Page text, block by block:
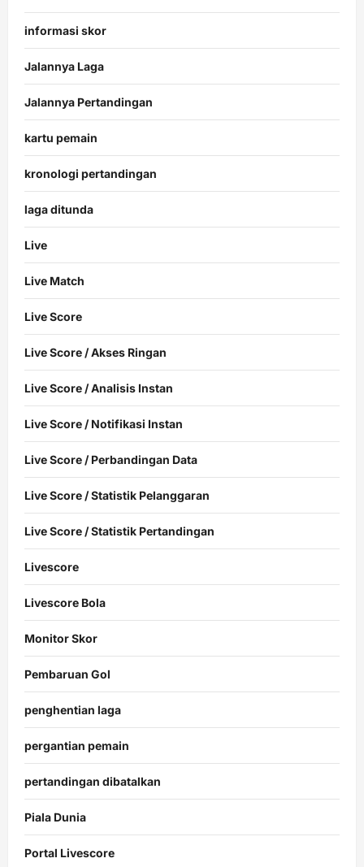
informasi skor
Jalannya Laga
Jalannya Pertandingan
kartu pemain
kronologi pertandingan
laga ditunda
Live
Live Match
Live Score
Live Score / Akses Ringan
Live Score / Analisis Instan
Live Score / Notifikasi Instan
Live Score / Perbandingan Data
Live Score / Statistik Pelanggaran
Live Score / Statistik Pertandingan
Livescore
Livescore Bola
Monitor Skor
Pembaruan Gol
penghentian laga
pergantian pemain
pertandingan dibatalkan
Piala Dunia
Portal Livescore